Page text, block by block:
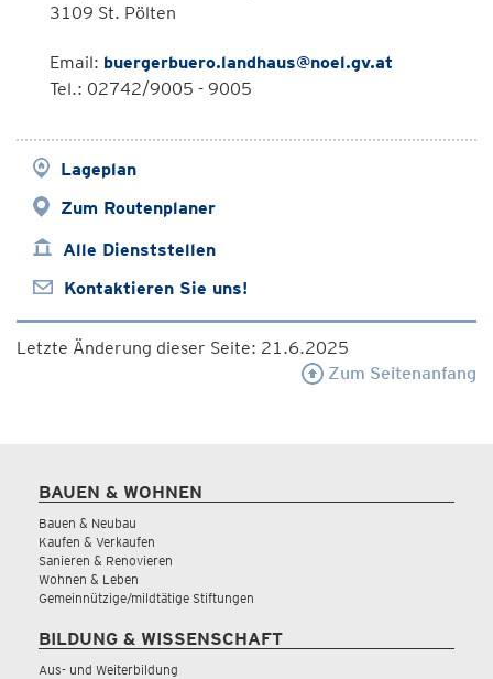
3109 St. Pölten
Email: buergerbuero.landhaus@noel.gv.at
Tel.: 02742/9005 - 9005
Lageplan
Zum Routenplaner
Alle Dienststellen
Kontaktieren Sie uns!
Letzte Änderung dieser Seite: 21.6.2025
Zum Seitenanfang
BAUEN & WOHNEN
Bauen & Neubau
Kaufen & Verkaufen
Sanieren & Renovieren
Wohnen & Leben
Gemeinnützige/mildtätige Stiftungen
BILDUNG & WISSENSCHAFT
Aus- und Weiterbildung